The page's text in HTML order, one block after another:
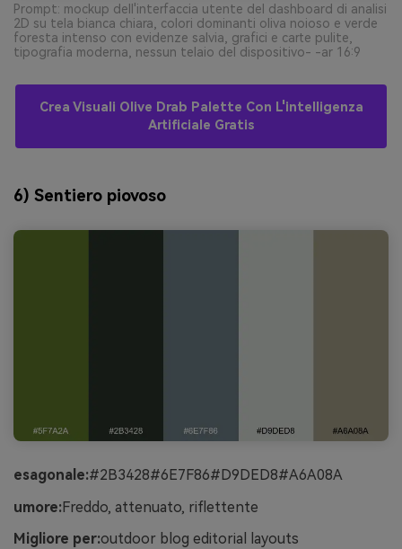
Prompt: mockup dell'interfaccia utente del dashboard di analisi
2D su tela bianca chiara, colori dominanti oliva noioso e verde
foresta intenso con evidenze salvia, grafici e carte pulite,
tipografia moderna, nessun telaio del dispositivo- -ar 16:9
Crea Visuali Olive Drab Palette Con L'intelligenza
Artificiale Gratis
6) Sentiero piovoso
esagonale:#2B3428#6E7F86#D9DED8#A6A08A
umore:Freddo, attenuato, riflettente
Migliore per:outdoor blog editorial layouts